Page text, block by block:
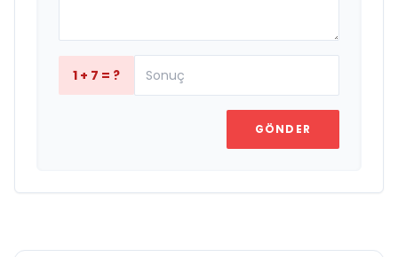
1 + 7 = ?
GÖNDER